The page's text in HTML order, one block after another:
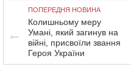
ПОПЕРЕДНЯ НОВИНА
Колишньому меру
Умані, який загинув на
війні, присвоїли звання
Героя України